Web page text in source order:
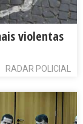
violentas
RADAR POLICIAL